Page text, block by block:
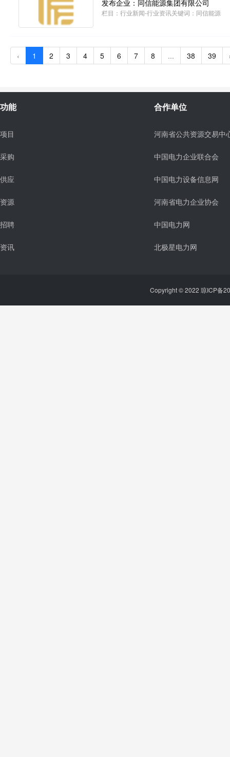
发布企业：同信能源集团有限公司
栏目： 行业新闻-行业资讯关键词： 同信能源
‹ 1 2 3 4 5 6 7 8 ... 38 39
功能
项目
采购
供应
资源
招聘
资讯
合作单位
河南省公共资源交易中
中国电力企业联合会
中国电力设备信息网
河南省电力企业协会
中国电力网
北极星电力网
Copyright © 2022 琼ICP备